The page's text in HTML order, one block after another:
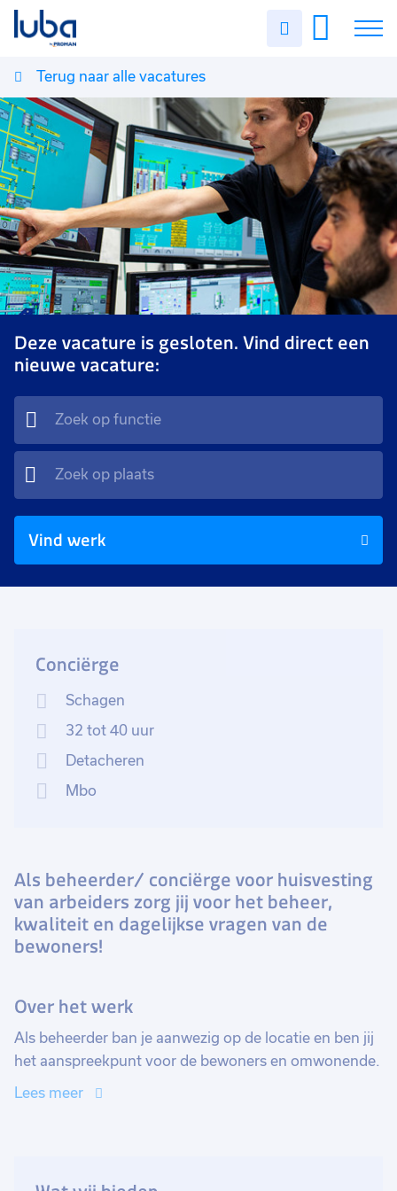
Uren
Vacatures
Over ons
Voor werkgevers
Contact
Terug naar alle vacatures
Deze vacature is gesloten. Vind direct een
nieuwe vacature:
Vind werk
Conciërge
Schagen
32 tot 40 uur
Detacheren
Mbo
Als beheerder/ conciërge voor huisvesting
van arbeiders zorg jij voor het beheer,
kwaliteit en dagelijkse vragen van de
bewoners!
Over het werk
Als beheerder ban je aanwezig op de locatie en ben jij
het aanspreekpunt voor de bewoners en omwonende.
In de functie zorg jij ervoor dat alles er netjes uitziet
Lees meer